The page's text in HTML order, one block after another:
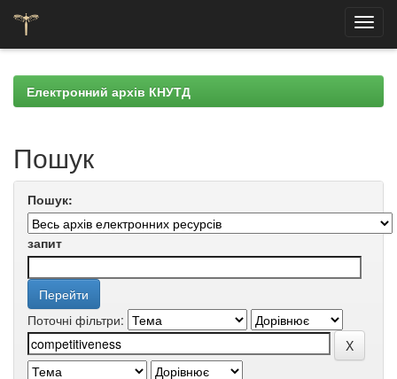
navigationЕлектронний архів КНУТД
Пошук
Пошук:
запит
Поточні фільтри: